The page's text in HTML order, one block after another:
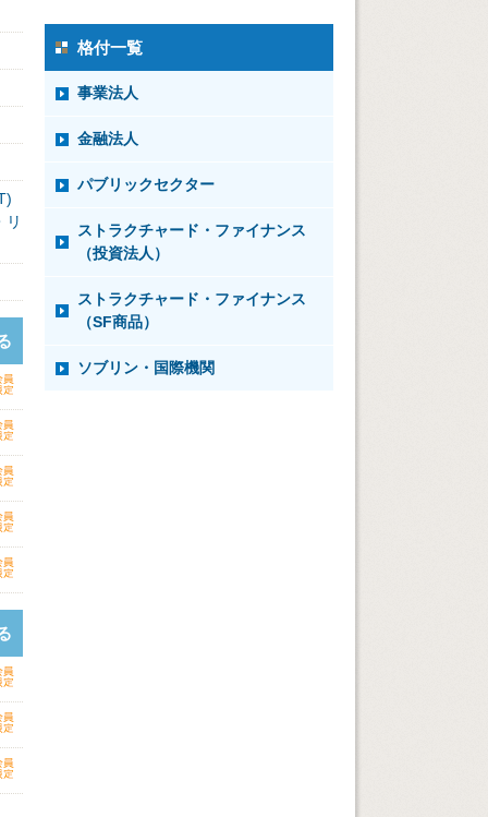
リ
格付一覧
事業法人
金融法人
パブリックセクター
ストラクチャード・ファイナンス
（投資法人）
ストラクチャード・ファイナンス
（SF商品）
ソブリン・国際機関